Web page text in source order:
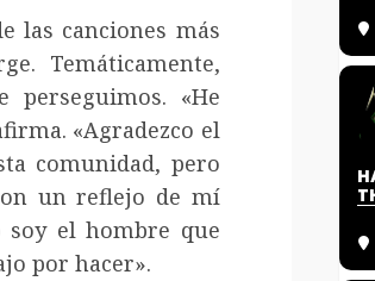
las canciones más
Temáticamente,
«He
«Agradezco el
comunidad, pero
un reflejo de mí
soy el hombre que
por hacer».